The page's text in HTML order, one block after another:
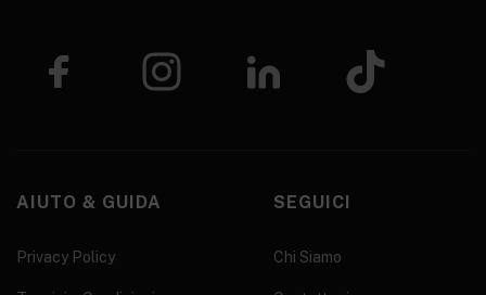
AIUTO & GUIDA
Privacy Policy
SEGUICI
Chi Siamo